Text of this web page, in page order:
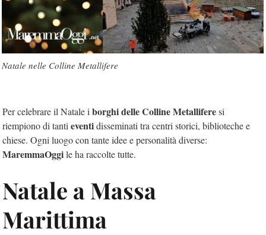
Natale nelle Colline Metallifere
Per celebrare il Natale i borghi delle Colline Metalliferesi
riempiono di tanti eventidisseminati tra centri storici, biblioteche e
chiese. Ogni luogo con tante idee e personalità diverse:
MaremmaOggile ha raccolte tutte.
Natale a Massa
Marittima